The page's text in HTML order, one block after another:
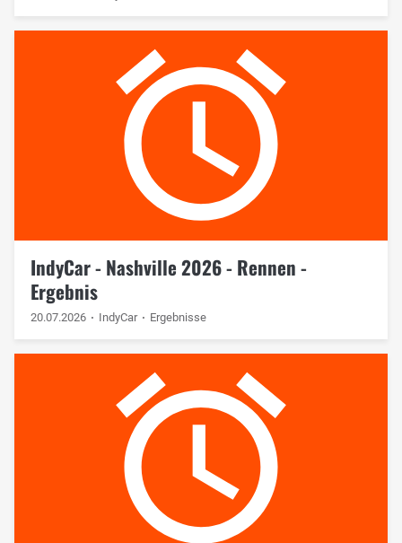
IndyCar - Nashville 2026 - Rennen -
Ergebnis
20.07.2026 IndyCar Ergebnisse